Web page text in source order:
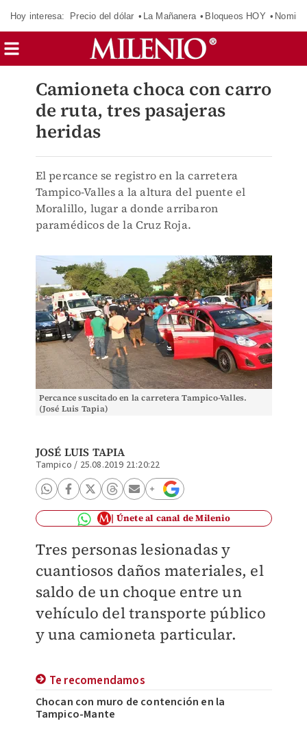
Hoy interesa: Precio del dólar La Mañanera Bloqueos HOY
Camioneta choca con carro
de ruta, tres pasajeras
heridas
El percance se registro en la carretera
Tampico-Valles a la altura del puente el
Moralillo, lugar a donde arribaron
paramédicos de la Cruz Roja.
Percance suscitado en la carretera Tampico-Valles.
(José Luis Tapia)
JOSÉ LUIS TAPIA
Tampico / 25.08.2019 21:20:22
Únete al canal de Milenio
Tres personas lesionadas y
cuantiosos daños materiales, el
saldo de un choque entre un
vehículo del transporte público
y una camioneta particular.
Te recomendamos
Chocan con muro de contención en la
Tampico-Mante